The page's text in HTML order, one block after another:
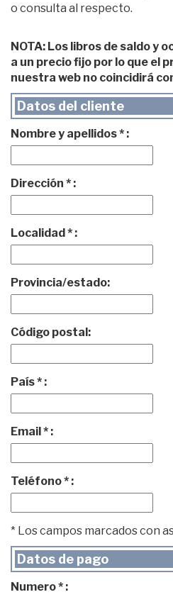
o consulta al respecto.
NOTA: Los libros de saldo y
a un precio fijo por lo que el
nuestra web no coincidirá
Datos del cliente
Nombre y apellidos * :
Dirección * :
Localidad * :
Provincia/estado:
Código postal:
País * :
Email * :
Teléfono * :
* Los campos marcados con
Datos de pago
Numero * :